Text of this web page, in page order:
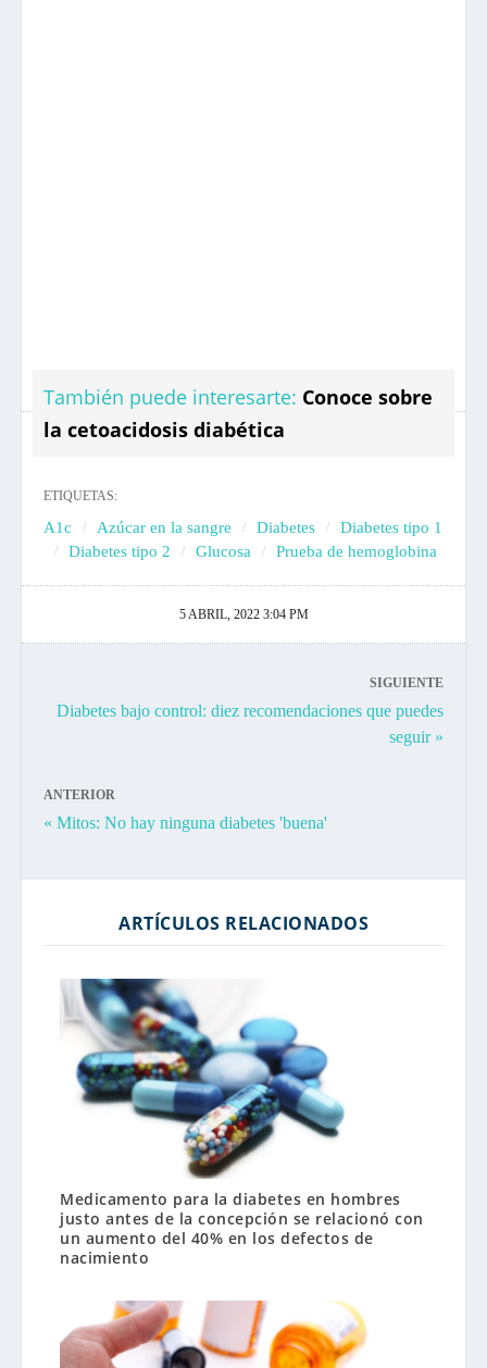
También puede interesarte: Conoce sobre
la cetoacidosis diabética
ETIQUETAS:
A1c Azúcar en la sangre Diabetes
Diabetes tipo 1
Diabetes tipo 2
Glucosa Prueba de hemoglobina
5 ABRIL, 2022 3:04 PM
SIGUIENTE
Diabetes bajo control: diez recomendaciones que puedes
seguir »
ANTERIOR
« Mitos: No hay ninguna diabetes 'buena'
ARTÍCULOS RELACIONADOS
Medicamento para la diabetes en hombres
justo antes de la concepción se relacionó con
un aumento del 40% en los defectos de
nacimiento